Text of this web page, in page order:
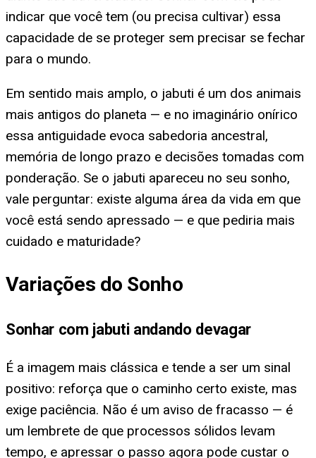
indicar que você tem (ou precisa cultivar) essa
capacidade de se proteger sem precisar se fechar
para o mundo.
Em sentido mais amplo, o jabuti é um dos animais
mais antigos do planeta — e no imaginário onírico
essa antiguidade evoca sabedoria ancestral,
memória de longo prazo e decisões tomadas com
ponderação. Se o jabuti apareceu no seu sonho,
vale perguntar: existe alguma área da vida em que
você está sendo apressado — e que pediria mais
cuidado e maturidade?
Variações do Sonho
Sonhar com jabuti andando devagar
É a imagem mais clássica e tende a ser um sinal
positivo: reforça que o caminho certo existe, mas
exige paciência. Não é um aviso de fracasso — é
um lembrete de que processos sólidos levam
tempo, e apressar o passo agora pode custar o